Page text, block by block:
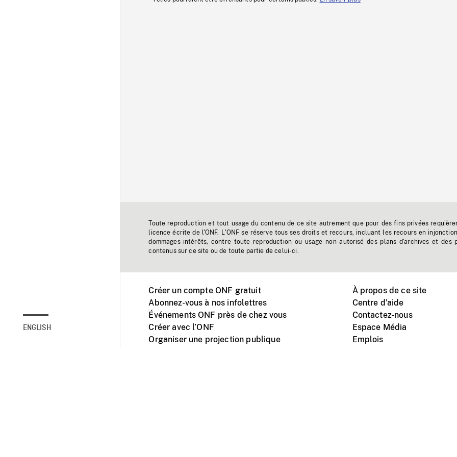
ENGLISH
Toute reproduction et tout usage du contenu de ce site autrement que pour des fins privées
licence écrite de l'ONF. L'ONF se réserve tous ses droits et recours, incluant les recours en
dommages-intérêts, contre toute reproduction ou usage non autorisé des plans d'archives et des
contenus sur ce site ou de toute partie de celui-ci.
Créer un compte ONF gratuit
Abonnez-vous à nos infolettres
Événements ONF près de chez vous
Créer avec l’ONF
Organiser une projection publique
À propos de ce site
Centre d'aide
Contactez-nous
Espace Média
Emplois